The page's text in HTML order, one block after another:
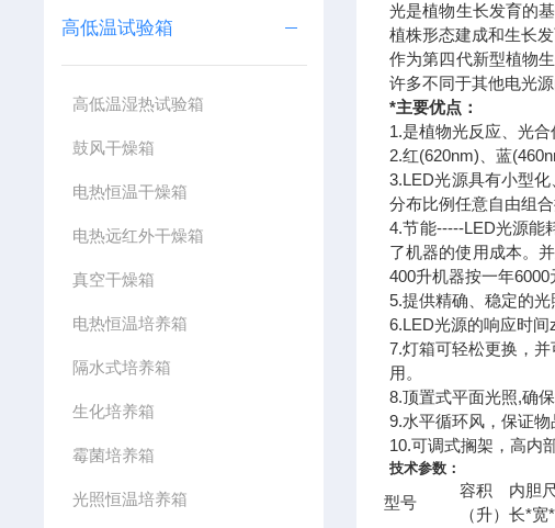
高低温试验箱
高低温湿热试验箱
鼓风干燥箱
电热恒温干燥箱
电热远红外干燥箱
真空干燥箱
电热恒温培养箱
隔水式培养箱
生化培养箱
霉菌培养箱
光照恒温培养箱
光是植物生长发育的
植株形态建成和生长
作为第四代新型植物
许多不同于其他电光源
*主要优点：
1.是植物光反应、光合
2.红(620nm)、蓝
3.LED光源具有小型
分布比例任意自由组合
4.节能-----LED光源能
了机器的使用成本。
400升机器按一年
5.提供精确、稳定的
6.LED光源的响应时间
7.灯箱可轻松更换，
用。
8.顶置式平面光照,确
9.水平循环风，保证物
10.可调式搁架，高内
技术参数：
型号
容积
（升）
内胆
长*宽*